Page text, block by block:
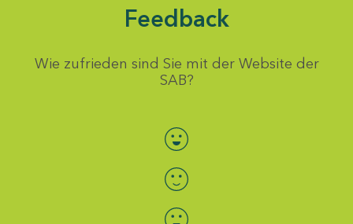
Feedback
Wie zufrieden sind Sie mit der Website der
SAB?
Bewertung auswählen